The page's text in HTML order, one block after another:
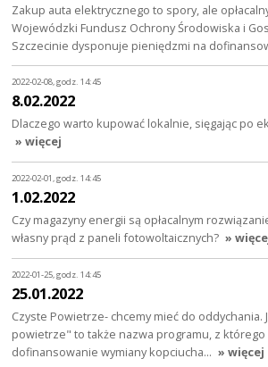
Zakup auta elektrycznego to spory, ale
Wojewódzki Fundusz Ochrony Środowiska i
Szczecinie dysponuje pieniędzmi na
2022-02-08, godz. 14:45
8.02.2022
Dlaczego warto kupować lokalnie, sięgając po
» więcej
2022-02-01, godz. 14:45
1.02.2022
Czy magazyny energii są opłacalnym
własny prąd z paneli fotowoltaicznych? »
2022-01-25, godz. 14:45
25.01.2022
Czyste Powietrze- chcemy mieć do oddychania.
powietrze" to także nazwa programu, z którego
dofinansowanie wymiany kopciucha… » więcej